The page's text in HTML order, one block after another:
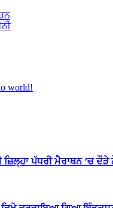
world!
ਪੱਧਰੀ ਮੈਰਾਥਨ ’ਚ ਦੌੜੇ